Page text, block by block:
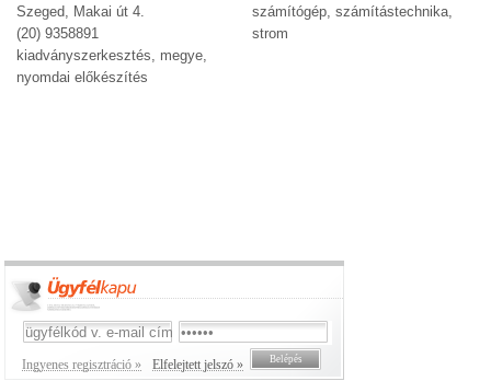
Szeged, Makai út 4.
(20) 9358891
kiadványszerkesztés, megye,
nyomdai előkészítés
számítógép, számítástechnika,
strom
Ingyenes regisztráció » Elfelejtett jelszó »